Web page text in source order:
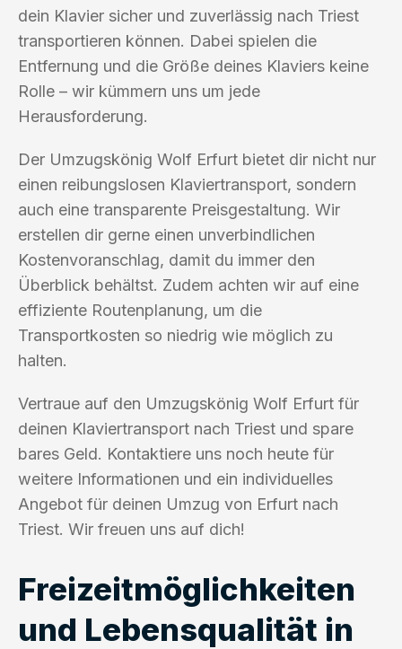
dein Klavier sicher und zuverlässig nach Triest
transportieren können. Dabei spielen die
Entfernung und die Größe deines Klaviers keine
Rolle – wir kümmern uns um jede
Herausforderung.
Der Umzugskönig Wolf Erfurt bietet dir nicht nur
einen reibungslosen Klaviertransport, sondern
auch eine transparente Preisgestaltung. Wir
erstellen dir gerne einen unverbindlichen
Kostenvoranschlag, damit du immer den
Überblick behältst. Zudem achten wir auf eine
effiziente Routenplanung, um die
Transportkosten so niedrig wie möglich zu
halten.
Vertraue auf den Umzugskönig Wolf Erfurt für
deinen Klaviertransport nach Triest und spare
bares Geld. Kontaktiere uns noch heute für
weitere Informationen und ein individuelles
Angebot für deinen Umzug von Erfurt nach
Triest. Wir freuen uns auf dich!
Freizeitmöglichkeiten
und Lebensqualität in